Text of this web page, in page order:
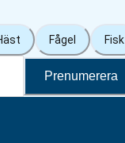
Fågel Fisk
Prenumerera